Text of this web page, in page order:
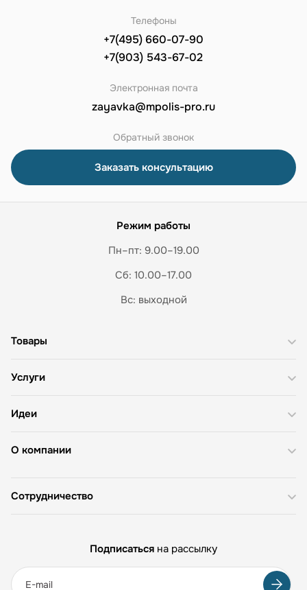
Телефоны
+7(495) 660-07-90
+7(903) 543-67-02
Электронная почта
zayavka@mpolis-pro.ru
Обратный звонок
Заказать консультацию
Режим работы
Пн–пт: 9.00–19.00
Сб: 10.00–17.00
Вс: выходной
О компании
Товары
Услуги
Идеи
Сотрудничество
Подписаться на рассылку